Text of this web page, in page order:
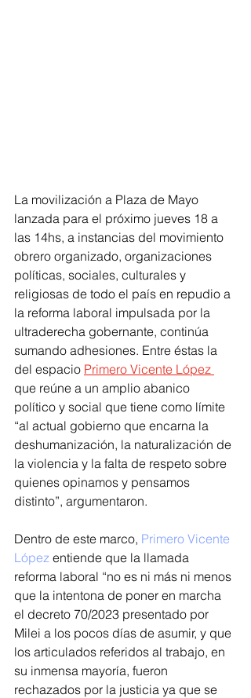
La movilización a Plaza de Mayo
lanzada para el próximo jueves 18 a
las 14hs, a instancias del movimiento
obrero organizado, organizaciones
políticas, sociales, culturales y
religiosas de todo el país en repudio a
la reforma laboral impulsada por la
ultraderecha gobernante, continúa
sumando adhesiones. Entre éstas la
del espacio Primero Vicente López
que reúne a un amplio abanico
político y social que tiene como límite
“al actual gobierno que encarna la
deshumanización, la naturalización de
la violencia y la falta de respeto sobre
quienes opinamos y pensamos
distinto”, argumentaron.
Dentro de este marco, Primero Vicente
López entiende que la llamada
reforma laboral “no es ni más ni menos
que la intentona de poner en marcha
el decreto 70/2023 presentado por
Milei a los pocos días de asumir, y que
los articulados referidos al trabajo, en
su inmensa mayoría, fueron
rechazados por la justicia ya que se